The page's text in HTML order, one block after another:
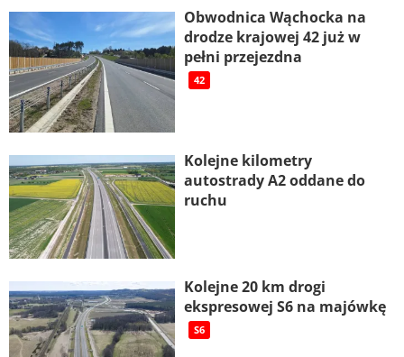
Obwodnica Wąchocka na
drodze krajowej 42 już w
pełni przejezdna
42
Kolejne kilometry
autostrady A2 oddane do
ruchu
Kolejne 20 km drogi
ekspresowej S6 na majówkę
S6